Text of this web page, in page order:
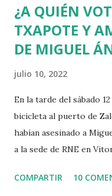
¿A QUIÉN
TXAPOTE Y
DE MIGUEL
julio 10, 2022
En la tarde del sábado
bicicleta al puerto de
habían asesinado a
a la sede de RNE en
pudiera ocurrir después
COMPARTIR 10